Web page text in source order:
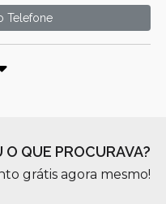
Telefone
QUE PROCURAVA?
grátis agora mesmo!